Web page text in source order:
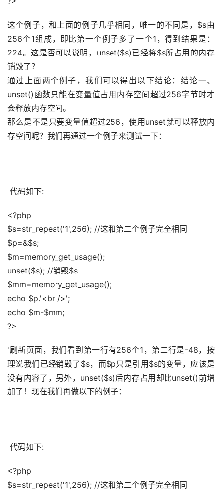
这个例子，和上面的例子几乎相同，唯一的不同是，$s由
256个1组成，即比第一个例子多了一个1，得到结果是：
224。这是否可以说明，unset($s)已经将$s所占用的内存
销毁了？
通过上面两个例子，我们可以得出以下结论：结论一、
unset()函数只能在变量值占用内存空间超过256字节时才
会释放内存空间。
那么是不是只要变量值超过256，使用unset就可以释放内
存空间呢？我们再通过一个例子来测试一下：
代码如下:
<?php
$s=str_repeat('1',256); //这和第二个例子完全相同
$p=&$s;
$m=memory_get_usage();
unset($s); //销毁$s
$mm=memory_get_usage();
echo $p.'<br />';
echo $m-$mm;
?>
'刷新页面，我们看到第一行有256个1，第二行是-48，按
理说我们已经销毁了$s，而$p只是引用$s的变量，应该是
没有内容了，另外，unset($s)后内存占用却比unset()前增
加了！现在我们再做以下的例子：
代码如下:
<?php
$s=str_repeat('1',256); //这和第二个例子完全相同